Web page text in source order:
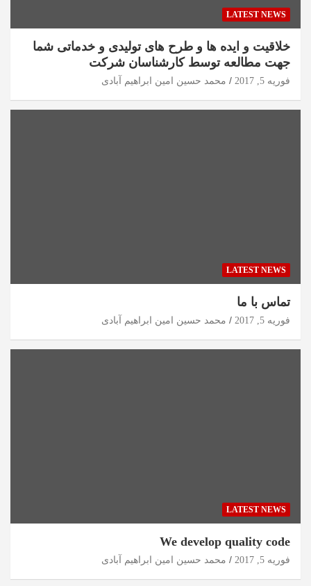
LATEST NEWS
خلاقیت و ایده ها و طرح های تولیدی و خدماتی شما
جهت مطالعه توسط کارشناسان شرکت
فوریه 5, 2017 محمد حسین امین ابراهیم آبادی
LATEST NEWS
تماس با ما
فوریه 5, 2017 محمد حسین امین ابراهیم آبادی
LATEST NEWS
We develop quality code
فوریه 5, 2017 محمد حسین امین ابراهیم آبادی